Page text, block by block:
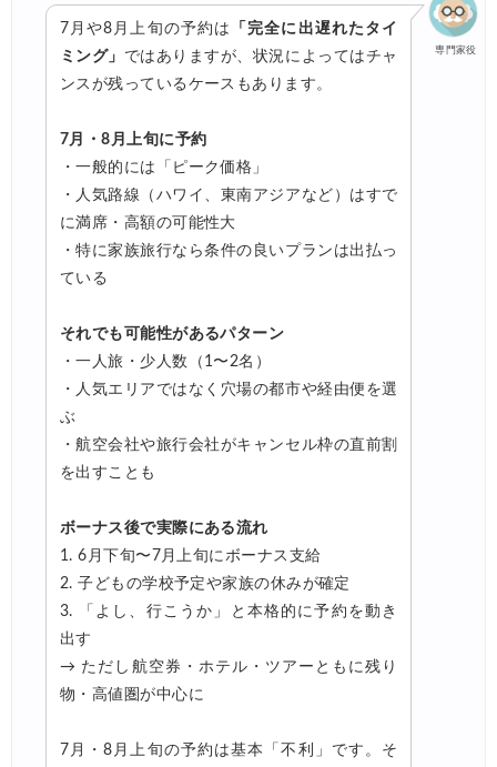
専門家役
7月や8月上旬の予約は
「完全に出遅れたタイ
ミング」 ではありますが、状況によってはチャ
ンスが残っているケースもあります。
7月・8月上旬に予約
・一般的には「ピーク価格」
・人気路線（ハワイ、東南アジアなど）はすで
に満席・高額の可能性大
・特に家族旅行なら条件の良いプランは出払っ
ている
それでも可能性があるパターン
・一人旅・少人数（1〜2名）
・人気エリアではなく穴場の都市や経由便を選
ぶ
・航空会社や旅行会社がキャンセル枠の直前割
を出すことも
ボーナス後で実際にある流れ
1. 6月下旬〜7月上旬にボーナス支給
2. 子どもの学校予定や家族の休みが確定
3. 「よし、行こうか」と本格的に予約を動き
出す
→ ただし航空券・ホテル・ツアーともに残り
物・高値圏が中心に
7月・8月上旬の予約は基本「不利」です。そ